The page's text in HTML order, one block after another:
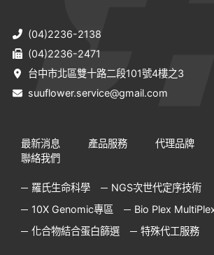
(04)2236-2138
(04)2236-2471
台中市北區雙十路二段101號4樓之3
suuflower.service@gmail.com
最新消息 產品服務 代理品牌
聯絡我們
羅氏生命科學
NGS次世代定序技術
10X Genomic專區
Bio Plex
化合物結合蛋白篩選
特殊代工服務